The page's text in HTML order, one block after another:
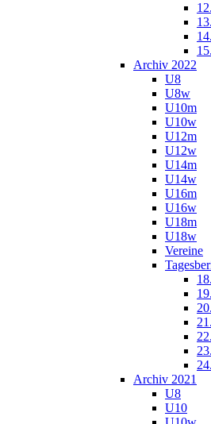
Archiv 2022
U8
U8w
U10m
U10w
U12m
U12w
U14m
U14w
U16m
U16w
U18m
U18w
Vereine
Archiv 2021
U8
U10